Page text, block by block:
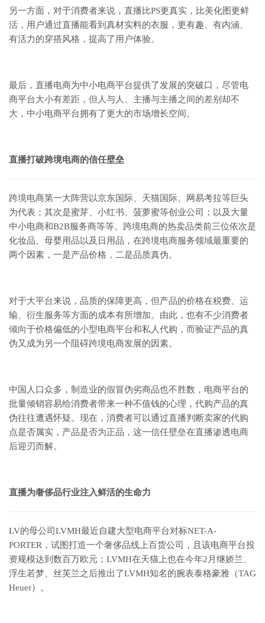
另一方面，对于消费者来说，直播比PS更真实，比美化图更鲜
活，用户通过直播能看到真材实料的衣服，更有趣、有内涵、
有活力的穿搭风格，提高了用户体验。
最后，直播电商为中小电商平台提供了发展的突破口，尽管电
商平台大小有差距，但人与人、主播与主播之间的差别却不
大，中小电商平台拥有了更大的市场增长空间。
直播打破跨境电商的信任壁垒
跨境电商第一大阵营以京东国际、天猫国际、网易考拉等巨头
为代表；其次是蜜芽、小红书、菠萝蜜等创业公司；以及大量
中小电商和B2B服务商等等。跨境电商的热卖品类前三位依次是
化妆品、母婴用品以及日用品，在跨境电商服务领域最重要的
两个因素，一是产品价格，二是品质真伪。
对于大平台来说，品质的保障更高，但产品的价格在税费、运
输、衍生服务等方面的成本有所增加。由此，也有不少消费者
倾向于价格偏低的小型电商平台和私人代购，而验证产品的真
伪又成为另一个阻碍跨境电商发展的因素。
中国人口众多，制造业的假冒伪劣商品也不胜数，电商平台的
批量倾销容易给消费者带来一种不值钱的心理，代购产品的真
伪往往遭遇怀疑。现在，消费者可以通过直播判断卖家的代购
点是否属实，产品是否为正品，这一信任壁垒在直播渗透电商
后迎刃而解。
直播为奢侈品行业注入鲜活的生命力
LV的母公司LVMH最近自建大型电商平台对标NET-A-
PORTER，试图打造一个奢侈品线上百货公司，且该电商平台投
资规模达到数百万欧元；LVMH在天猫上也在今年2月继娇兰、
浮生若梦、丝芙兰之后推出了LVMH知名的腕表泰格豪雅（TAG
Heuer）。